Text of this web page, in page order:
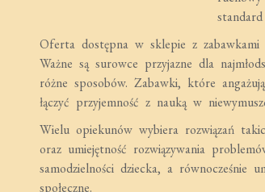
Oferta dostępna w sklepie z
Ważne są surowce przyjazne dla
różne sposobów. Zabawki, które
łączyć przyjemność z nauką w
Wielu opiekunów wybiera rozwiązań
oraz umiejętność rozwiązywania
samodzielności dziecka, a równocześnie
społeczne.